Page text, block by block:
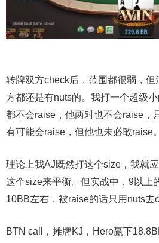
转牌双方check后，范围都很弱，但
方都还是有nuts的。我打一个超级
都不会raise，他两对也不会raise，
有可能会raise，但他也未必敢raise。
理论上我AJ既然打这个size，我就
这个size来平衡。但实战中，9以上
10BB左右，被raise的话只用nuts去
BTN call，摊牌KJ，Hero赢下